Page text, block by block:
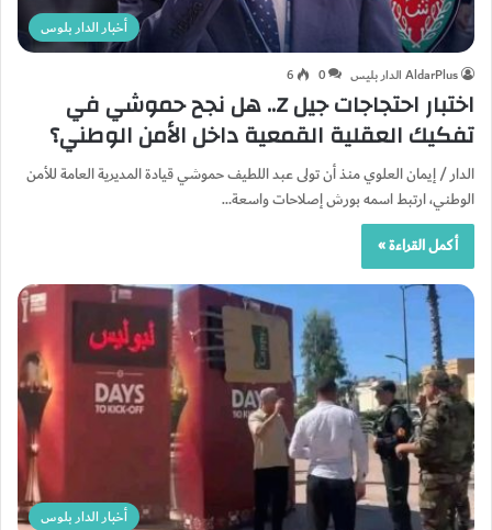
أخبار الدار بلوس
AldarPlus الدار بليس 0
6
اختبار احتجاجات جيل Z.. هل نجح حموشي في
تفكيك العقلية القمعية داخل الأمن الوطني؟
الدار / إيمان العلوي منذ أن تولى عبد اللطيف حموشي قيادة المديرية العامة للأمن
الوطني، ارتبط اسمه بورش إصلاحات واسعة…
أكمل القراءة »
أخبار الدار بلوس